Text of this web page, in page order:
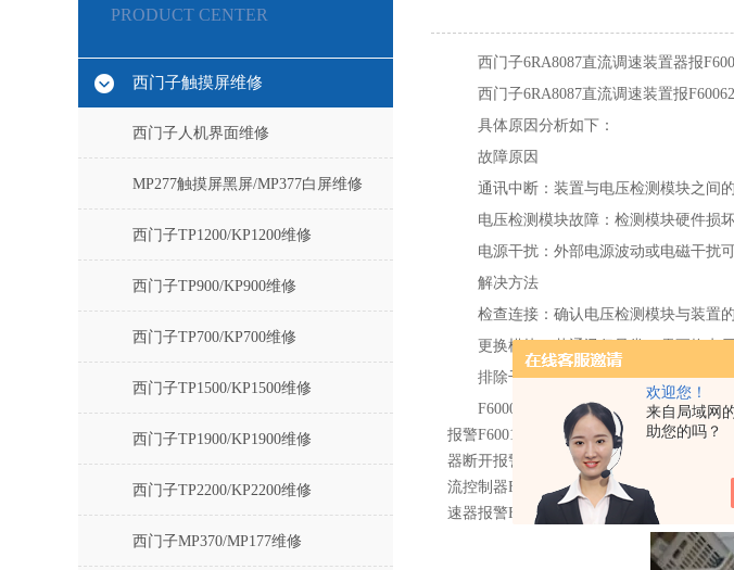
欢迎您！
来自局域网
助您的吗？
PRODUCT CENTER
西门子触摸屏维修
西门子人机界面维修
MP277触摸屏黑屏/MP377白屏维修
西门子TP1200/KP1200维修
西门子TP900/KP900维修
西门子TP700/KP700维修
西门子TP1500/KP1500维修
西门子TP1900/KP1900维修
西门子TP2200/KP2200维修
西门子MP370/MP177维修
西门子6RA8087直流调速装置器报
西门子6RA8087直流调速装置报
具体原因分析如下：
故障原因
通讯中断‌：装置与电压检测模块之间
电压检测模块故障‌：检测模块硬件损
电源干扰‌：外部电源波动或电磁干扰
解决方法
检查连接‌：确认电压检测模块与装置
更换模块‌：若通讯仍异常，需更换电
排除干扰‌：检查接地是否良好，必要
F60005， 直流调速报F60004，
报警F60010报警维修，F60038，F60050，
器断开报警维修，F60100，F60101，
流控制器F60097,西门子6RA80显示故障
速器报警F60041故障维修，6RA80主板不